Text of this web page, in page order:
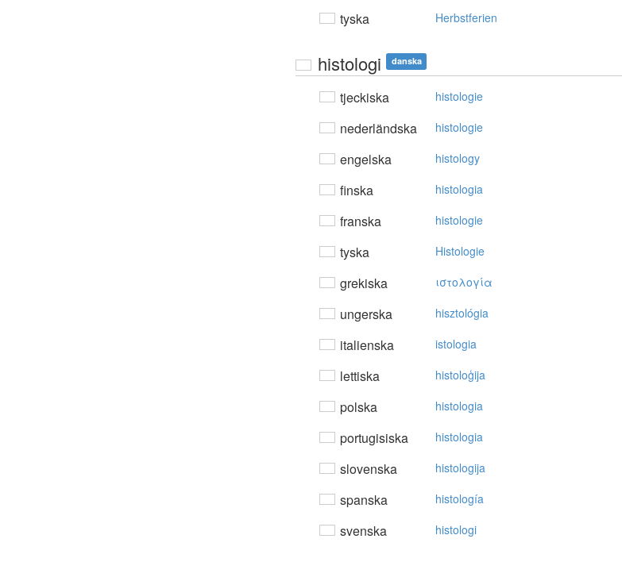
tyska Herbstferien
histologi danska
tjeckiska histologie
nederländska histologie
engelska histology
finska histologia
franska histologie
tyska Histologie
grekiska ιστoλoγία
ungerska hisztológia
italienska istologia
lettiska histoloģija
polska histologia
portugisiska histologia
slovenska histologija
spanska histología
svenska histologi